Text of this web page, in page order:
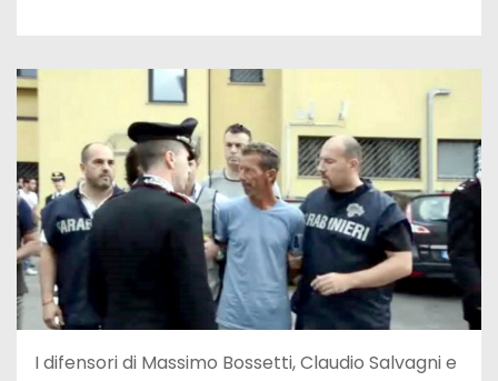
I difensori di Massimo Bossetti, Claudio Salvagni e